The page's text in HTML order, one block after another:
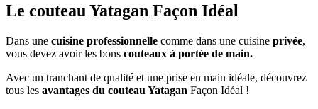
Le couteau Yatagan Façon Idéal
Dans une cuisine professionnelle comme dans une cuisine privée,
vous devez avoir les bons couteaux à portée de main.
Avec un tranchant de qualité et une prise en main idéale, découvrez
tous les avantages du couteau Yatagan Façon Idéal !